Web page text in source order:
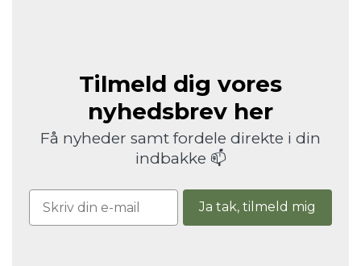
Tilmeld dig vores
nyhedsbrev her
Få nyheder samt fordele direkte i din
indbakke 📫
Ja tak, tilmeld mig